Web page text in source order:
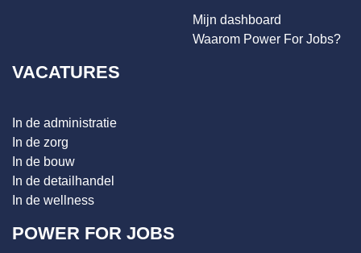
Mijn dashboard
Waarom Power For Jobs?
VACATURES
In de administratie
In de zorg
In de bouw
In de detailhandel
In de wellness
POWER FOR JOBS